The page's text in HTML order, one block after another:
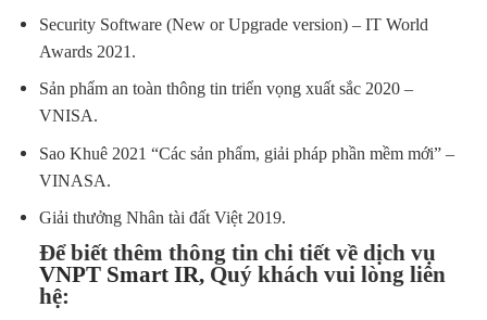
Security Software (New or Upgrade version) – IT World
Awards 2021.
Sản phẩm an toàn thông tin triển vọng xuất sắc 2020 –
VNISA.
Sao Khuê 2021 “Các sản phẩm, giải pháp phần mềm mới” –
VINASA.
Giải thưởng Nhân tài đất Việt 2019.
Để biết thêm thông tin chi tiết về dịch vụ
VNPT Smart IR,Quý khách vui lòng liên
hệ: